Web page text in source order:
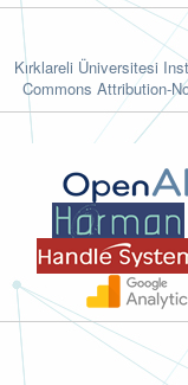
Kırklareli Üniversitesi
Commons Attribution-